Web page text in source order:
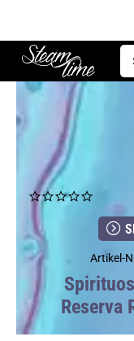
Steam time
Spirituosen
Artikel-
Reserva